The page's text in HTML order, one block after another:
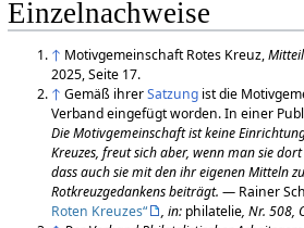
Einzelnachweise
↑ Motivgemeinschaft Rotes Kreuz,
2025, Seite 17.
↑ Gemäß ihrerSatzungist die
Verband eingefügt worden. In einer
Die Motivgemeinschaft ist keine
Kreuzes, freut sich aber, wenn man sie
dass auch sie mit den ihr eigenen Mitteln
Rotkreuzgedankens beiträgt. — Rainer
Roten Kreuzes“
, in: philatelie, Nr. 508,